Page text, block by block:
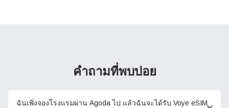
คำถามที่พบบ่อย
ฉันเพิ่งจองโรงแรมผ่าน Agoda ไป แล้วฉันจะได้รับ Voye eSIM